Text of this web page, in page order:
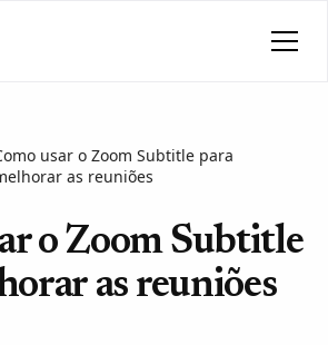
usar o Zoom Subtitle para
as reuniões
o Zoom Subtitle
as reuniões